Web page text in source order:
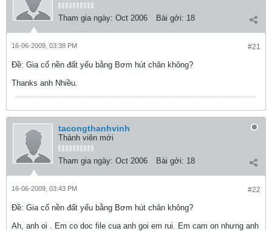
Tham gia ngày: Oct 2006 Bài gởi: 18
#21
16-06-2009, 03:38 PM
Ðề: Gia cố nền đất yếu bằng Bơm hút chân không?
Thanks anh Nhiều.
tacongthanhvinh
Thành viên mới
Tham gia ngày: Oct 2006 Bài gởi: 18
#22
16-06-2009, 03:43 PM
Ðề: Gia cố nền đất yếu bằng Bơm hút chân không?
Ah, anh oi . Em co doc file cua anh goi em rui. Em cam on nhưng anh